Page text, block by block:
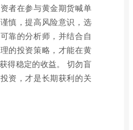
者在参与黄金期货喊单
慎，提高风险意识，选
靠的分析师，并结合自
的投资策略，才能在黄
得稳定的收益。 切勿盲
资，才是长期获利的关